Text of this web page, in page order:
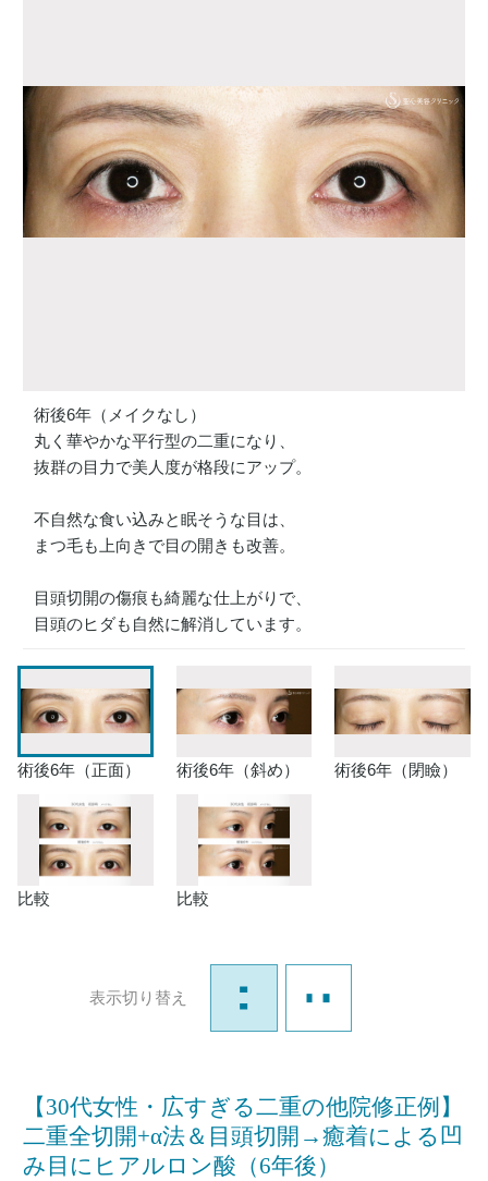
術後6年（メイクなし）
丸く華やかな平行型の二重になり、
抜群の目力で美人度が格段にアップ。
不自然な食い込みと眠そうな目は、
まつ毛も上向きで目の開きも改善。
目頭切開の傷痕も綺麗な仕上がりで、
目頭のヒダも自然に解消しています。
術後6年（正面） 術後6年（斜め） 術後6年（閉瞼）
比較 比較
表示切り替え
【30代女性・広すぎる二重の他院修正例】
二重全切開+α法＆目頭切開→癒着による凹
み目にヒアルロン酸（6年後）